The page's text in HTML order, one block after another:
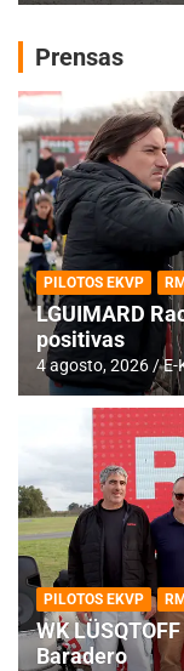
Prensas
PILOTOS EKVP
LGUIMARD
positivas
4 agosto, 2026 E-
PILOTOS EKVP
WK
Baradero